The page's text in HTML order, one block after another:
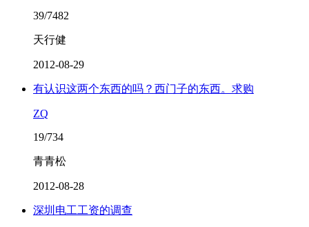
39/7482
天行健
2012-08-29
有认识这两个东西的吗？西门子的东西。求购
ZQ
19/734
青青松
2012-08-28
深圳电工工资的调查